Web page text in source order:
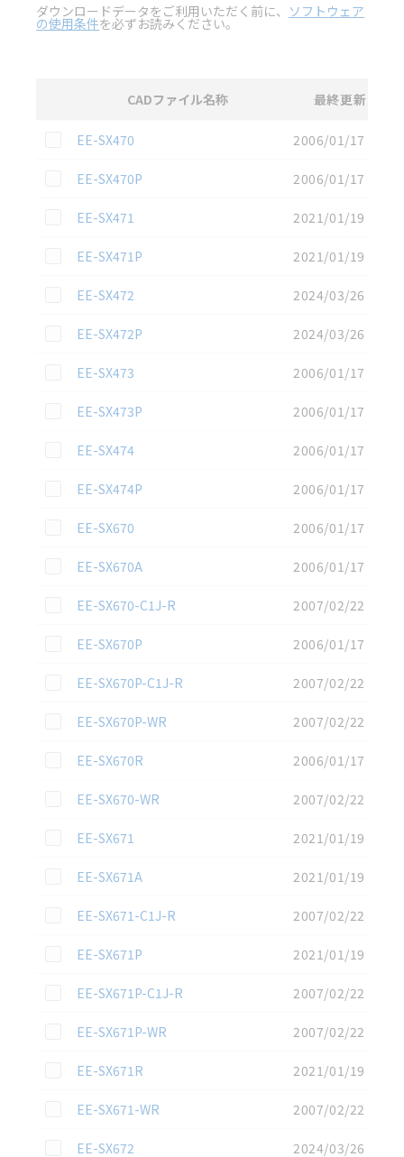
ダウンロードデータをご利用いただく前に、 ソフトウェア
の使用条件を必ずお読みください。
CADファイル名称 最終更新
この資料を選択
EE-SX470
2006/01/17
この資料を選択
EE-SX470P
2006/01/17
この資料を選択
EE-SX471
2021/01/19
この資料を選択
EE-SX471P
2021/01/19
この資料を選択
EE-SX472
2024/03/26
この資料を選択
EE-SX472P
2024/03/26
この資料を選択
EE-SX473
2006/01/17
この資料を選択
EE-SX473P
2006/01/17
この資料を選択
EE-SX474
2006/01/17
この資料を選択
EE-SX474P
2006/01/17
この資料を選択
EE-SX670
2006/01/17
この資料を選択
EE-SX670A
2006/01/17
この資料を選択
EE-SX670-C1J-R
2007/02/22
この資料を選択
EE-SX670P
2006/01/17
この資料を選択
EE-SX670P-C1J-R
2007/02/22
この資料を選択
EE-SX670P-WR
2007/02/22
この資料を選択
EE-SX670R
2006/01/17
この資料を選択
EE-SX670-WR
2007/02/22
この資料を選択
EE-SX671
2021/01/19
この資料を選択
EE-SX671A
2021/01/19
この資料を選択
EE-SX671-C1J-R
2007/02/22
この資料を選択
EE-SX671P
2021/01/19
この資料を選択
EE-SX671P-C1J-R
2007/02/22
この資料を選択
EE-SX671P-WR
2007/02/22
この資料を選択
EE-SX671R
2021/01/19
この資料を選択
EE-SX671-WR
2007/02/22
この資料を選択
EE-SX672 2024/03/26